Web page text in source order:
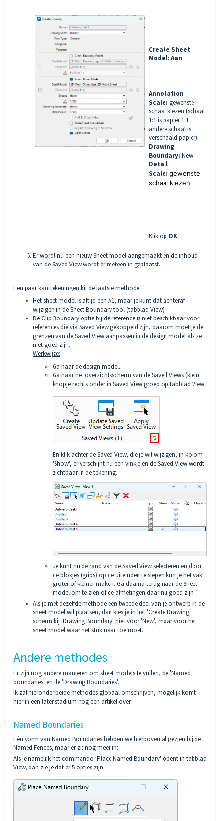
Create Sheet
Model: Aan
Annotation
Scale: gewenste
schaal kiezen (schaal
1:1 is papier 1:1
andere schaal is
verschaald papier)
Drawing
Boundary: New
Detail
Scale: gewenste
schaal kiezen
Klik op OK
Er wordt nu een nieuw Sheet model aangemaakt en de inhoud
van de Saved View wordt er meteen in geplaatst.
Een paar kanttekeningen bij de laatste methode:
Het sheet model is altijd een A1, maar je kunt dat achteraf
wijzigen in de Sheet Boundary tool (tabblad View).
De Clip Boundary optie bij de reference is niet beschikbaar voor
references die via Saved View gekoppeld zijn, daarom moet je de
grenzen van de Saved View aanpassen in de design model als ze
niet goed zijn.
Werkwijze:
Ga naar de design model.
Ga naar het overzichtsscherm van de Saved Views (klein
knopje rechts onder in Saved View groep op tabblad View:
En klik achter de Saved View, die je wil wijzigen, in kolom
'Show', er verschijnt nu een vinkje en de Saved View wordt
zichtbaar in de tekening.
Je kunt nu de rand van de Saved View selecteren en door
de blokjes (grips) op de uiteinden te slepen kun je het vak
groter of kleiner maken. Ga daarna terug naar de Sheet
model om te zien of de afmetingen daar nu goed zijn.
Als je met dezelfde methode een tweede deel van je ontwerp in de
sheet model wil plaatsen, dan kies je in het 'Create Drawing'
scherm bij 'Drawing Boundary' niet voor 'New', maar voor het
sheet model waar het stuk naar toe moet.
Andere methodes
Er zijn nog andere manieren om sheet models te vullen, de 'Named
boundaries' en de 'Drawing Boundaries'.
Ik zal hieronder beide methodes globaal omschrijven, mogelijk komt
hier in een later stadium nog een artikel over.
Named Boundaries
Eén vorm van Named Boundaries hebben we hierboven al gezien bij de
Named Fences, maar er zit nog meer in:
Als je namelijk het commando 'Place Named Boundary' opent in tabblad
View, dan zie je dat er 5 opties zijn: